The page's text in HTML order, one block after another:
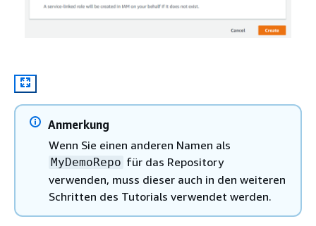
Anmerkung
Wenn Sie einen anderen Namen als
MyDemoRepo für das Repository
verwenden, muss dieser auch in den weiteren
Schritten des Tutorials verwendet werden.